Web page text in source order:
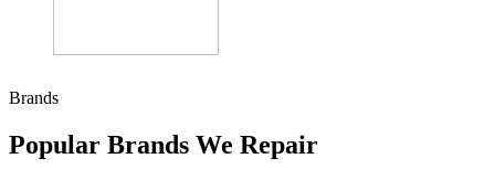
Brands
Popular Brands We Repair